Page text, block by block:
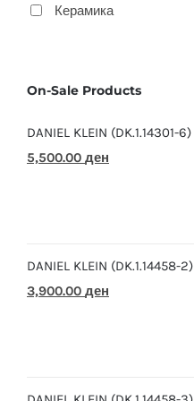
Керамика
On-Sale Products
DANIEL KLEIN (DK.1.14301-6)
Original
5,500.00 ден
DANIEL KLEIN (DK.1.14458-2)
Original
3,900.00 ден